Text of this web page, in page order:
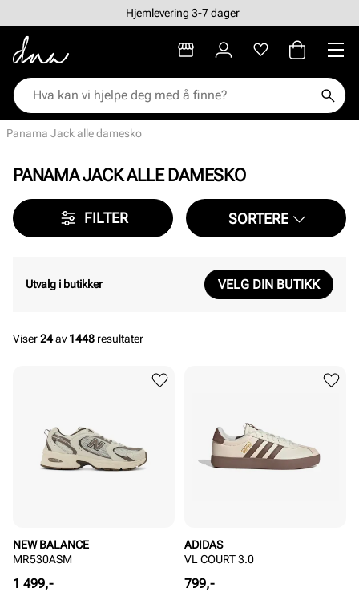
Hjemlevering 3-7 dager
Panama Jack alle damesko
PANAMA JACK ALLE DAMESKO
FILTER SORTERE
Utvalg i butikker VELG DIN BUTIKK
Viser24av1448 resultater
NEW BALANCE
MR530ASM
Pris
1 499,-
ADIDAS
VL COURT 3.0
Pris
799,-